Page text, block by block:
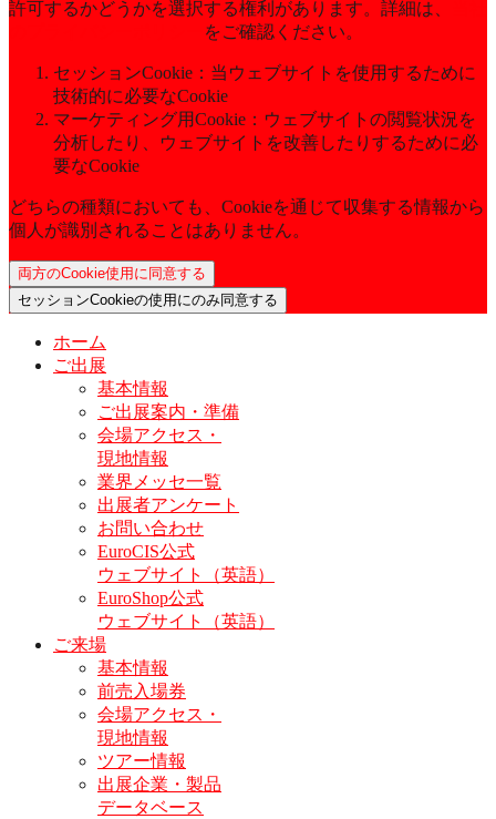
許可するかどうかを選択する権利があります。詳細は、
をご確認ください。
セッションCookie：当ウェブサイトを使用するために
技術的に必要なCookie
マーケティング用Cookie：ウェブサイトの閲覧状況を
分析したり、ウェブサイトを改善したりするために必
要なCookie
どちらの種類においても、Cookieを通じて収集する情報から
個人が識別されることはありません。
両方のCookie使用に同意する
セッションCookieの使用にのみ同意する
ホーム
ご出展
基本情報
ご出展案内・準備
会場アクセス・
現地情報
業界メッセ一覧
出展者アンケート
お問い合わせ
EuroCIS公式
ウェブサイト（英語）
EuroShop公式
ウェブサイト（英語）
ご来場
基本情報
前売入場券
会場アクセス・
現地情報
ツアー情報
出展企業・製品
データベース